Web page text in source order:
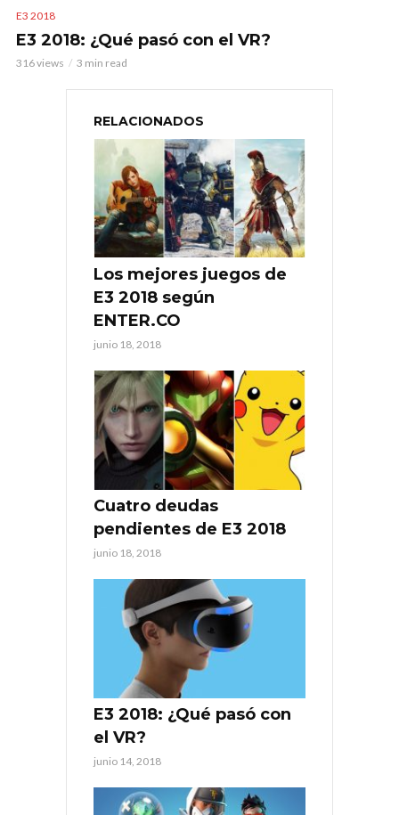
E3 2018
E3 2018: ¿Qué pasó con el VR?
316 views 3 min read
RELACIONADOS
Los mejores juegos de
E3 2018 según
ENTER.CO
junio 18, 2018
Cuatro deudas
pendientes de E3 2018
junio 18, 2018
E3 2018: ¿Qué pasó con
el VR?
junio 14, 2018